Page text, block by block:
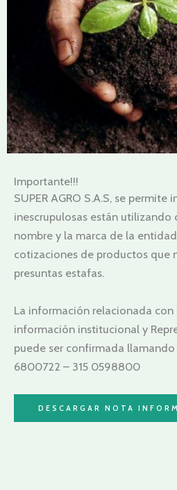
Importante!!!
SUPER AGRO S.A.S, se
inescrupulosas están
nombre y la marca de la
cotizaciones de productos que
presuntas estafas.
La información relacionada con
información institucional y
puede ser confirmada
6800722 – 315 0598800
DESCARGAR NOTA